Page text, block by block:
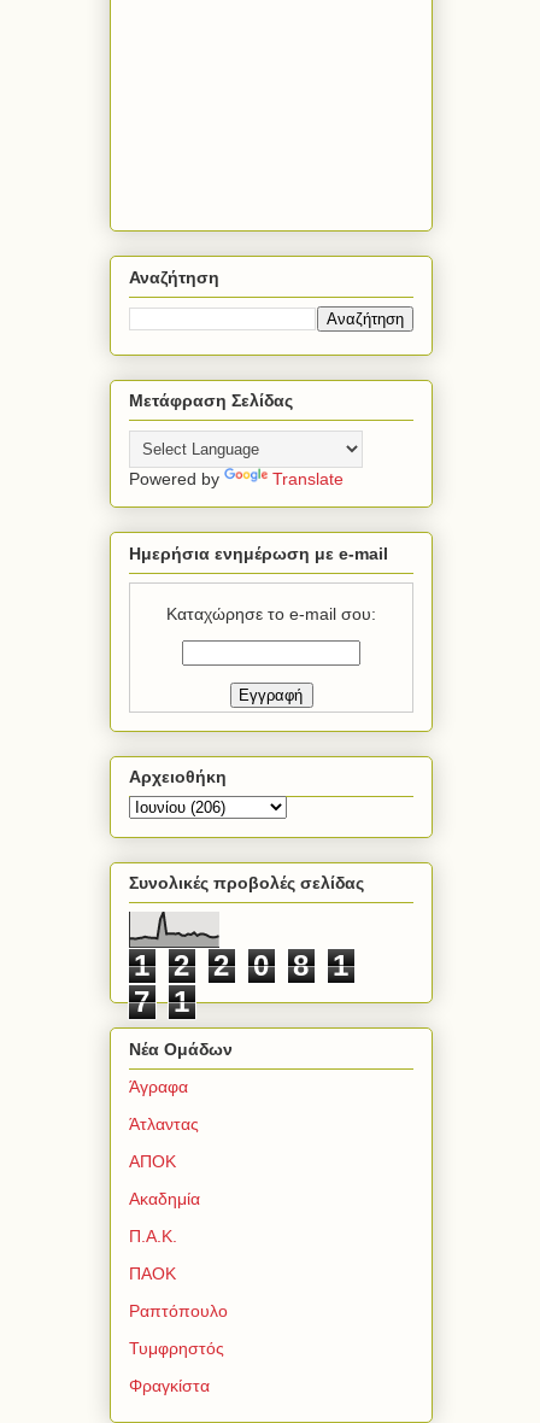
Αναζήτηση
Μετάφραση Σελίδας
Powered by Translate
Ημερήσια ενημέρωση με e-mail
Καταχώρησε το e-mail σου:
Αρχειοθήκη
Συνολικές προβολές σελίδας
1 2 2 0 8
1
7
1
Νέα Ομάδων
Άγραφα
Άτλαντας
ΑΠΟΚ
Ακαδημία
Π.Α.Κ.
ΠΑΟΚ
Ραπτόπουλο
Τυμφρηστός
Φραγκίστα